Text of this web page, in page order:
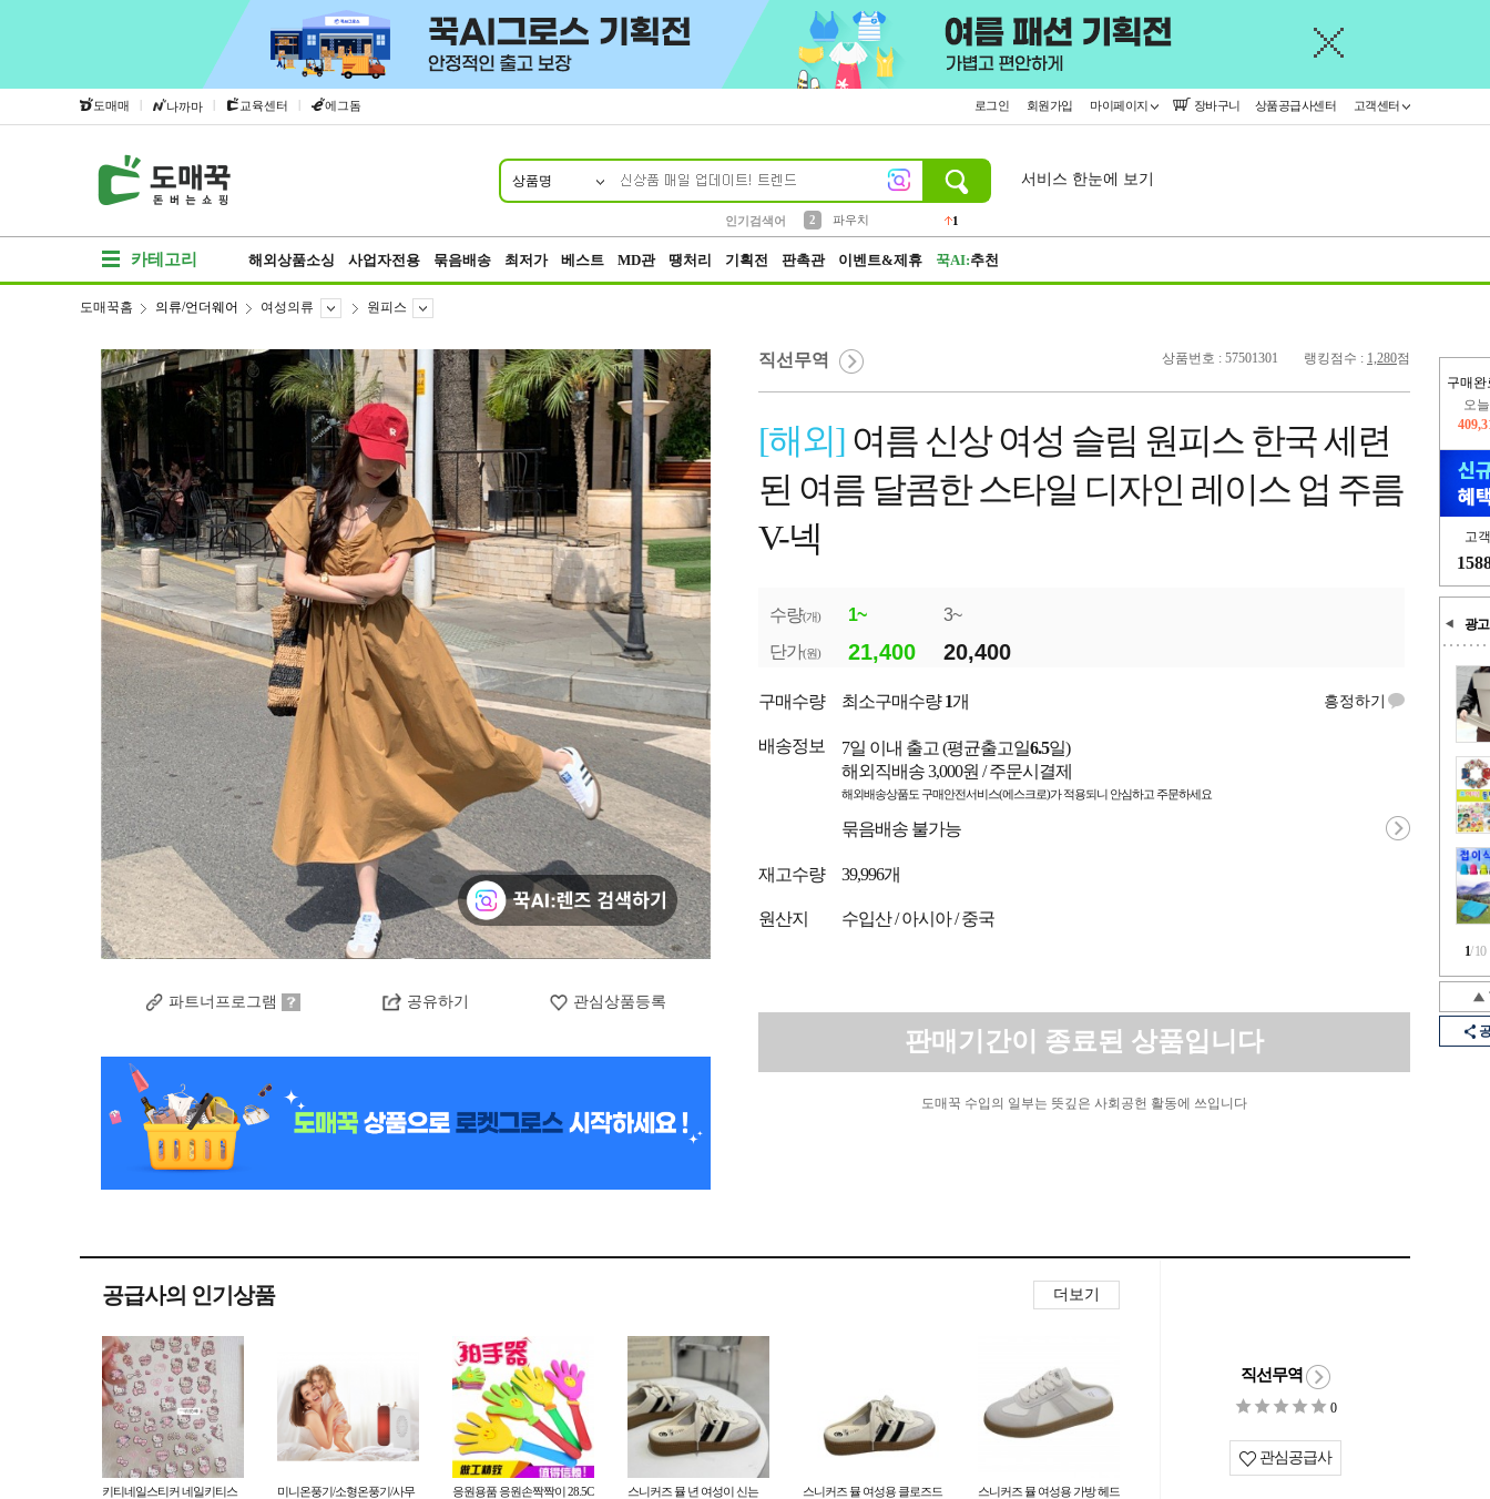
도매매 | 나까마 | 교육센터 | 에그돔 로그인 회원가입 마이페이지 장바구니 상품공급사센터 고객센터
상품명
인기검색어
2
파우치
1
서비스 한눈에 보기
카테고리 해외상품소싱 사업자전용 묶음배송 최저가 베스트 MD관 땡처리 기획전 판촉관 이벤트&제휴 꾹AI:추천
구매완
오
고
광고
1/10
도매꾹홈 의류/언더웨어 여성의류 원피스
파트너프로그램 공유하기 관심상품등록
상품번호 : 57501301 랭킹점수 : 1,280점
직선무역
[해외] 여름 신상 여성 슬림 원피스 한국 세련
된 여름 달콤한 스타일 디자인 레이스 업 주름
V-넥
수량(개) 1~
3~
단가(원) 21,400 20,400
구매수량 최소구매수량1개 흥정하기
배송정보 7일 이내 출고 (평균출고일6.5일)
해외직배송 3,000원 / 주문시결제
해외배송상품도 구매안전서비스(에스크로)가 적용되니 안심하고 주문하세요
묶음배송 불가능
재고수량 39,996개
원산지 수입산 / 아시아 / 중국
판매기간이 종료된 상품입니다
도매꾹 수입의 일부는 뜻깊은 사회공헌 활동에 쓰입니다
공급사의 인기상품 더보기
키티네일스티커 네일키티스
미니온풍기/소형온풍기/사무
응원용품 응원손짝짝이 28.5C
스니커즈 뮬 년 여성이 신는
스니커즈 뮬 여성용 클로즈드
스니커즈 뮬 여성용 가방 헤드
직선무역
0
관심공급사